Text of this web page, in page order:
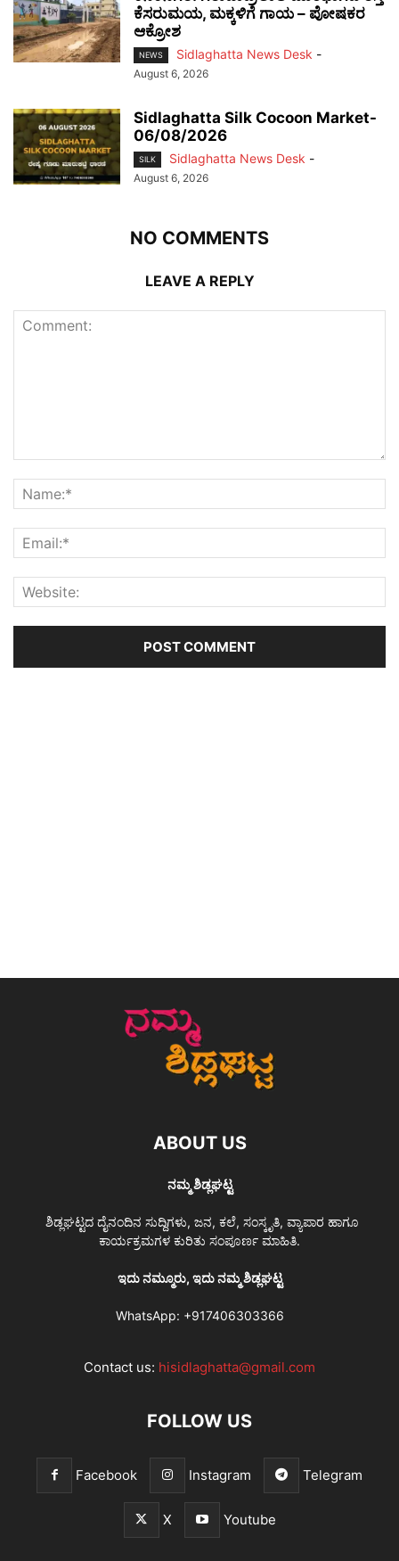
ಕೆಸರುಮಯ, ಮಕ್ಕಳಿಗೆ ಗಾಯ – ಪೋಷಕರ
ಆಕ್ರೋಶ
NEWS Sidlaghatta News Desk -
August 6, 2026
Sidlaghatta Silk Cocoon Market-
06/08/2026
SILK Sidlaghatta News Desk -
August 6, 2026
NO COMMENTS
LEAVE A REPLY
ABOUT US
ನಮ್ಮ ಶಿಡ್ಲಘಟ್ಟ
ಶಿಡ್ಲಘಟ್ಟದ ದೈನಂದಿನ ಸುದ್ದಿಗಳು, ಜನ, ಕಲೆ, ಸಂಸ್ಕೃತಿ, ವ್ಯಾಪಾರ ಹಾಗೂ
ಕಾರ್ಯಕ್ರಮಗಳ ಕುರಿತು ಸಂಪೂರ್ಣ ಮಾಹಿತಿ.
ಇದು ನಮ್ಮೂರು, ಇದು ನಮ್ಮ ಶಿಡ್ಲಘಟ್ಟ
WhatsApp: +917406303366
Contact us: hisidlaghatta@gmail.com
FOLLOW US
Facebook Instagram Telegram
X Youtube